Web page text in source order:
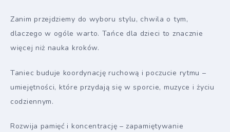
Zanim przejdziemy do wyboru stylu, chwila o tym,
dlaczego w ogóle warto. Tańce dla dzieci to znacznie
więcej niż nauka kroków.
Taniec buduje koordynację ruchową i poczucie rytmu –
umiejętności, które przydają się w sporcie, muzyce i życiu
codziennym.
Rozwija pamięć i koncentrację – zapamiętywanie